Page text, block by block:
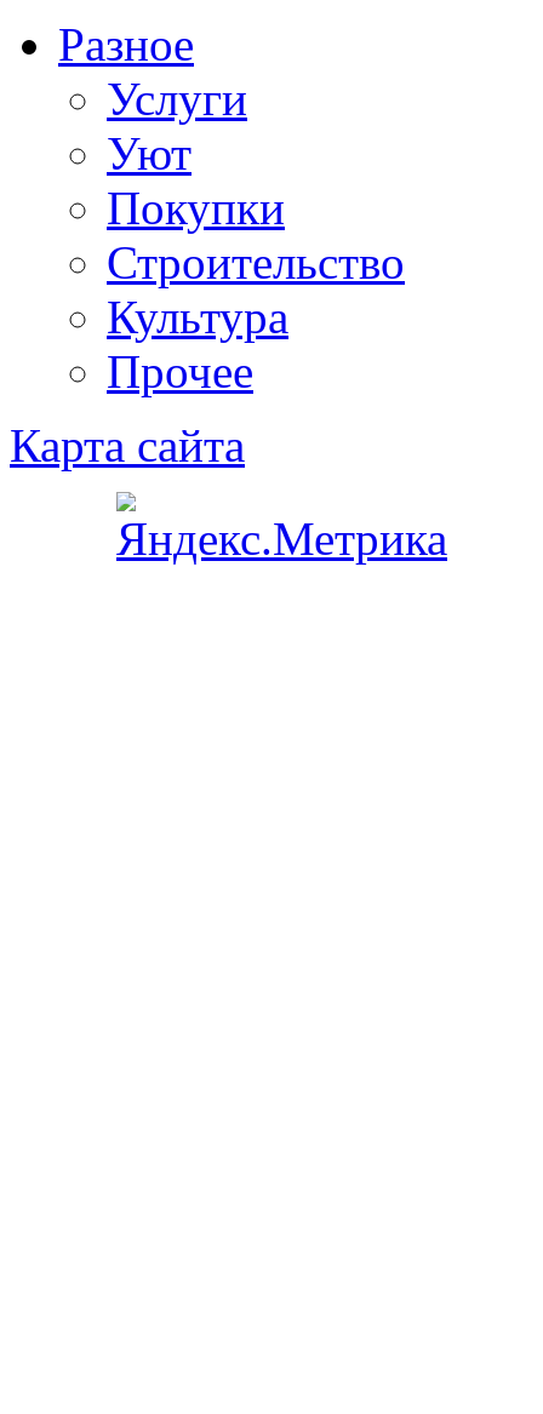
Разное
Услуги
Уют
Покупки
Строительство
Культура
Прочее
Карта сайта